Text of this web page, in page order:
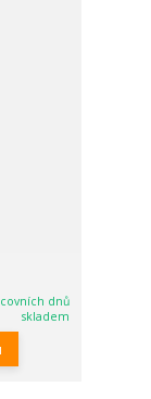
dnů
skladem